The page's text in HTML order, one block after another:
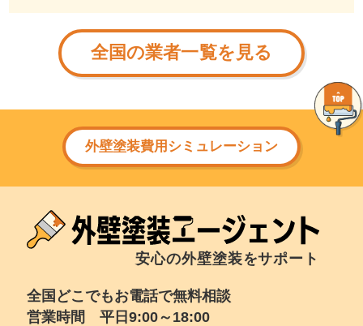
全国の業者一覧を見る
外壁塗装費用シミュレーション
安心の外壁塗装をサポート
全国どこでもお電話で無料相談
営業時間 平日9:00～18:00